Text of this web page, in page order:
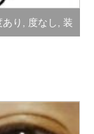
あり , 度なし, 装